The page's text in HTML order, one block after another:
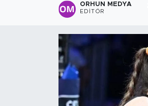
ORHUN MEDYA
EDITÖR
Teknoloji